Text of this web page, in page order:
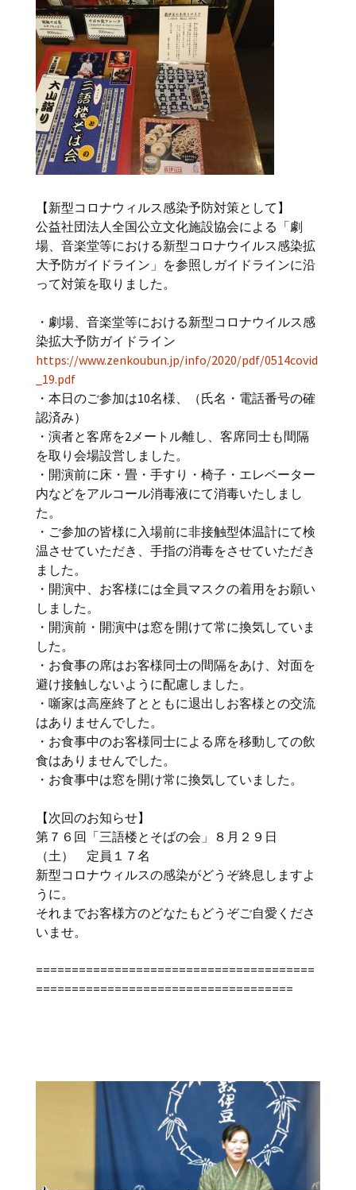
【新型コロナウィルス感染予防対策として】
公益社団法人全国公立文化施設協会による「劇
場、音楽堂等における新型コロナウイルス感染拡
大予防ガイドライン」を参照しガイドラインに沿
って対策を取りました。
・劇場、音楽堂等における新型コロナウイルス感
染拡大予防ガイドライン
https://www.zenkoubun.jp/info/2020/pdf/0514covid
_19.pdf
・本日のご参加は10名様、（氏名・電話番号の確
認済み）
・演者と客席を2メートル離し、客席同士も間隔
を取り会場設営しました。
・開演前に床・畳・手すり・椅子・エレベーター
内などをアルコール消毒液にて消毒いたしまし
た。
・ご参加の皆様に入場前に非接触型体温計にて検
温させていただき、手指の消毒をさせていただき
ました。
・開演中、お客様には全員マスクの着用をお願い
しました。
・開演前・開演中は窓を開けて常に換気していま
した。
・お食事の席はお客様同士の間隔をあけ、対面を
避け接触しないように配慮しました。
・噺家は高座終了とともに退出しお客様との交流
はありませんでした。
・お食事中のお客様同士による席を移動しての飲
食はありませんでした。
・お食事中は窓を開け常に換気していました。
【次回のお知らせ】
第７６回「三語楼とそばの会」８月２９日
（土） 定員１７名
新型コロナウィルスの感染がどうぞ終息しますよ
うに。
それまでお客様方のどなたもどうぞご自愛くださ
いませ。
=======================================
====================================